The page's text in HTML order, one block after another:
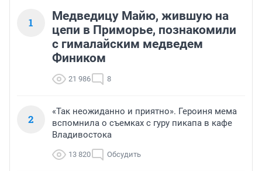
1
Медведицу Майю, жившую на
цепи в Приморье, познакомили
с гималайским медведем
Фиником
21 986 8
2
«Так неожиданно и приятно». Героиня мема
вспомнила о съемках с гуру пикапа в кафе
Владивостока
13 820 Обсудить